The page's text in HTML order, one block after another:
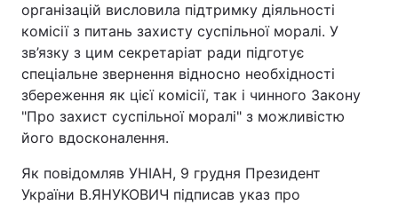
організацій висловила підтримку діяльності
комісії з питань захисту суспільної моралі. У
зв’язку з цим секретаріат ради підготує
спеціальне звернення відносно необхідності
збереження як цієї комісії, так і чинного Закону
"Про захист суспільної моралі" з можливістю
його вдосконалення.
Як повідомляв УНІАН, 9 грудня Президент
України В.ЯНУКОВИЧ підписав указ про